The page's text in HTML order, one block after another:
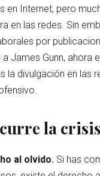
en Internet, pero
en las redes. Sin
por
James Gunn, ahora
la divulgación en
la crisis
al olvido. Si has